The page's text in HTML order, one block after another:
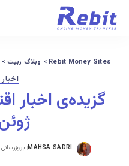
Rebit Money Sites
> وبلاگ ربیت>
گزیده‌ی اخبار
ژوئن
MAHSA SADRI بروزرسانی در